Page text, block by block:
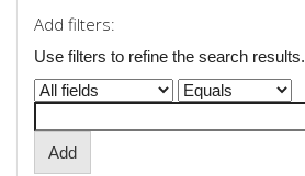
Add filters:
Use filters to refine the search results.